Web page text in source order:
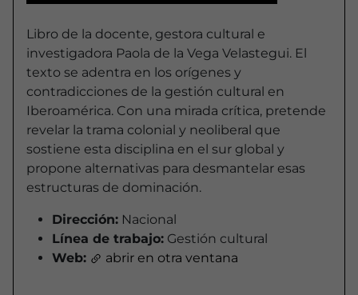
Libro de la docente, gestora cultural e
investigadora Paola de la Vega Velastegui. El
texto se adentra en los orígenes y
contradicciones de la gestión cultural en
Iberoamérica. Con una mirada crítica, pretende
revelar la trama colonial y neoliberal que
sostiene esta disciplina en el sur global y
propone alternativas para desmantelar esas
estructuras de dominación.
Dirección: Nacional
Línea de trabajo: Gestión cultural
Web:
abrir en otra ventana